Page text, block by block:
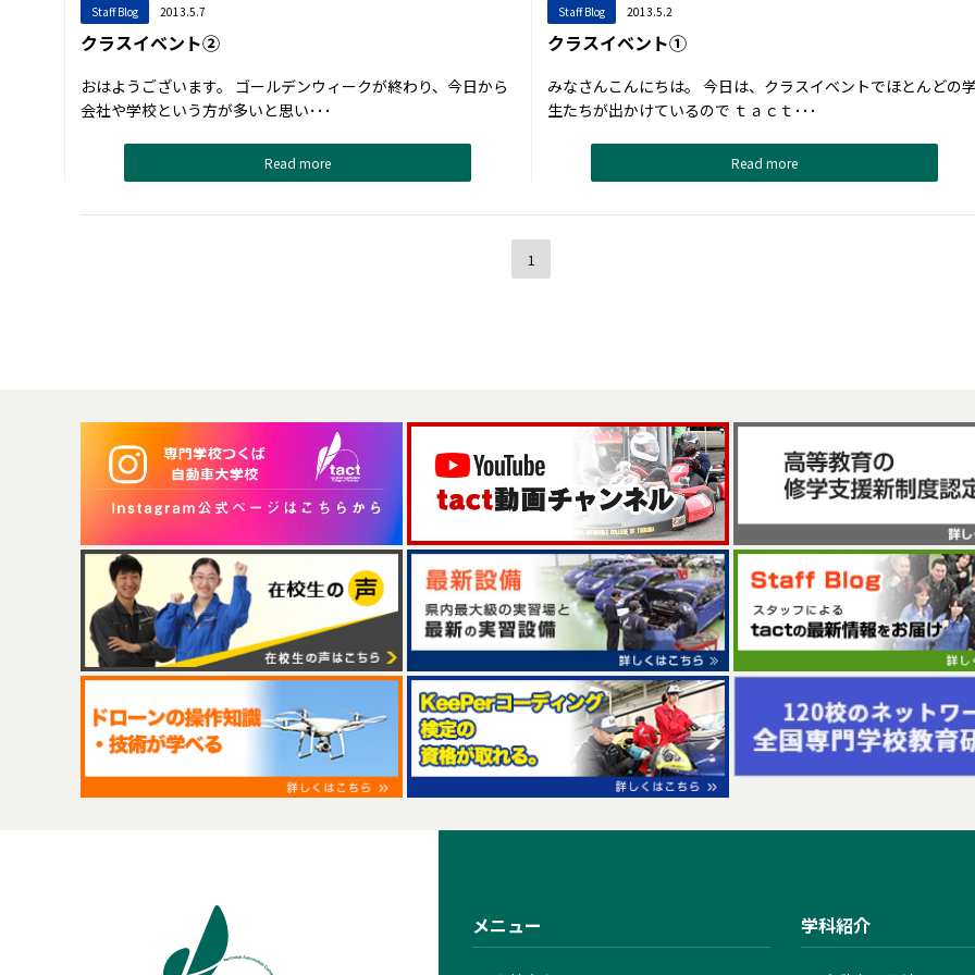
Staff Blog 2013.5.7
クラスイベント②
おはようございます。 ゴールデンウィークが終わり、今日から
会社や学校という方が多いと思い･･･
Read more
Staff Blog 2013.5.2
クラスイベント①
みなさんこんにちは。 今日は、クラスイベントでほとんどの
生たちが出かけているので ｔａｃｔ･･･
Read more
1
メニュー 学科紹介